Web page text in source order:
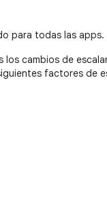
para todas las apps.
los cambios de
factores de